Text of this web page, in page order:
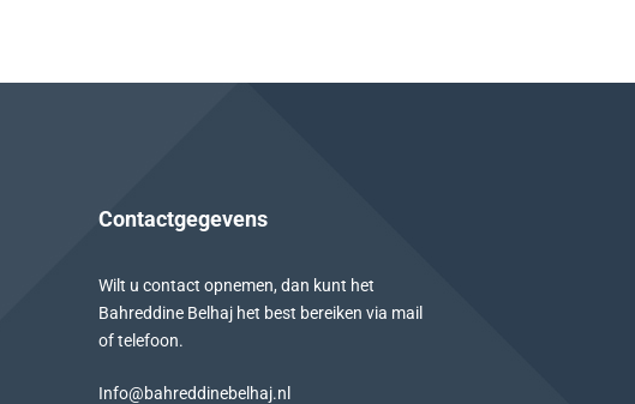
Contactgegevens
Wilt u contact opnemen, dan kunt het
Bahreddine Belhaj het best bereiken via mail
of telefoon.
Info@bahreddinebelhaj.nl